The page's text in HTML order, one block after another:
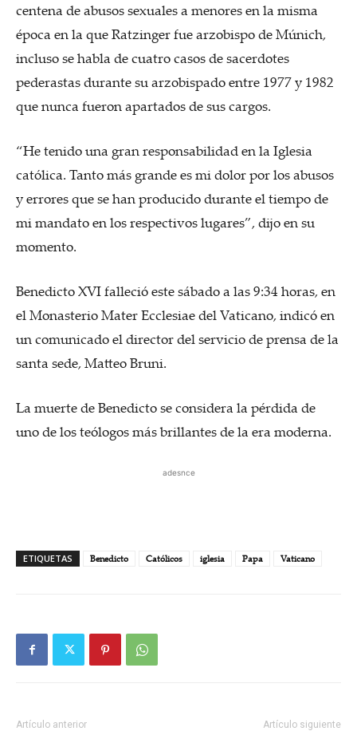
centena de abusos sexuales a menores en la misma
época en la que Ratzinger fue arzobispo de Múnich,
incluso se habla de cuatro casos de sacerdotes
pederastas durante su arzobispado entre 1977 y 1982
que nunca fueron apartados de sus cargos.
“He tenido una gran responsabilidad en la Iglesia
católica. Tanto más grande es mi dolor por los abusos
y errores que se han producido durante el tiempo de
mi mandato en los respectivos lugares”, dijo en su
momento.
Benedicto XVI falleció este sábado a las 9:34 horas, en
el Monasterio Mater Ecclesiae del Vaticano, indicó en
un comunicado el director del servicio de prensa de la
santa sede, Matteo Bruni.
La muerte de Benedicto se considera la pérdida de
uno de los teólogos más brillantes de la era moderna.
adesnce
ETIQUETAS Benedicto Católicos iglesia Papa Vaticano
Artículo anterior Artículo siguiente